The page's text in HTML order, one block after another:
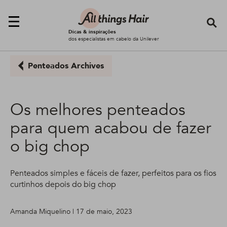
Dicas & inspirações
dos especialistas em cabelo da Unilever
Penteados Archives
Os melhores penteados
para quem acabou de fazer
o big chop
Penteados simples e fáceis de fazer, perfeitos para os fios
curtinhos depois do big chop
Amanda Miquelino | 17 de maio, 2023